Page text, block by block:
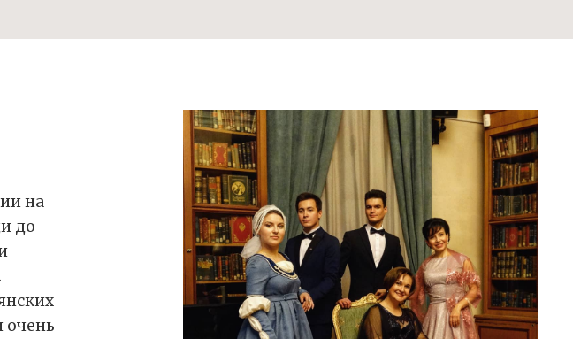
на
до
очень